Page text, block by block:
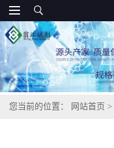
您当前的位置： 网站首页 >